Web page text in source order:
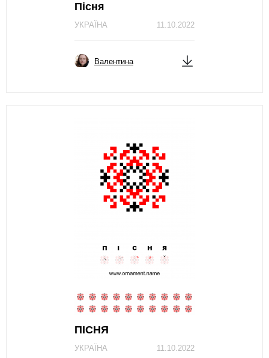
Пісня
11.10.2022
УКРАЇНА
Валентина
ПІСНЯ
11.10.2022
УКРАЇНА